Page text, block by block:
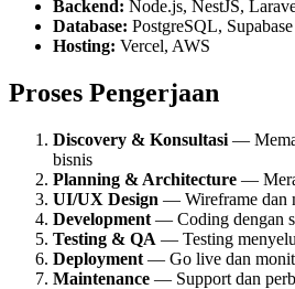
Backend: Node.js, NestJS,
Database: PostgreSQL, Supabase
Hosting: Vercel, AWS
Proses Pengerjaan
Discovery & Konsultasi —
bisnis
Planning & Architecture —
UI/UX Design — Wireframe dan
Development — Coding dengan
Testing & QA — Testing
Deployment — Go live dan
Maintenance — Support dan